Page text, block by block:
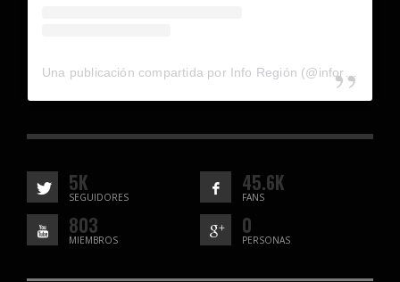
Una publicación compartida por Info Región (@inforegion_redes)
5K
SEGUIDORES
45.6K
FANS
803
MIEMBROS
0
PERSONAS